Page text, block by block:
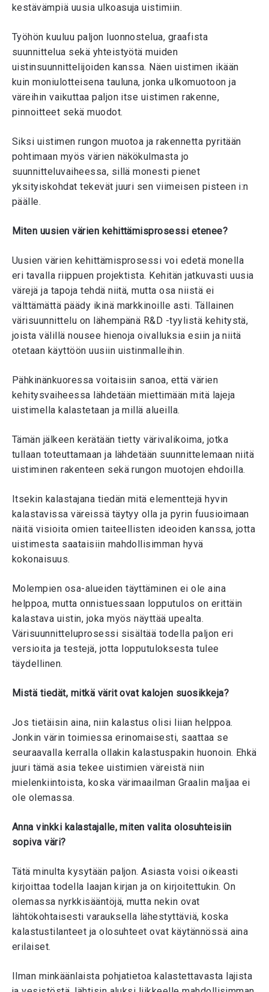
kestävämpiä uusia ulkoasuja uistimiin.
Työhön kuuluu paljon luonnostelua, graafista
suunnittelua sekä yhteistyötä muiden
uistinsuunnittelijoiden kanssa. Näen uistimen ikään
kuin moniulotteisena tauluna, jonka ulkomuotoon ja
väreihin vaikuttaa paljon itse uistimen rakenne,
pinnoitteet sekä muodot.
Siksi uistimen rungon muotoa ja rakennetta pyritään
pohtimaan myös värien näkökulmasta jo
suunnitteluvaiheessa, sillä monesti pienet
yksityiskohdat tekevät juuri sen viimeisen pisteen i:n
päälle.
Miten uusien värien kehittämisprosessi etenee?
Uusien värien kehittämisprosessi voi edetä monella
eri tavalla riippuen projektista. Kehitän jatkuvasti uusia
värejä ja tapoja tehdä niitä, mutta osa niistä ei
välttämättä päädy ikinä markkinoille asti. Tällainen
värisuunnittelu on lähempänä R&D -tyylistä kehitystä,
joista välillä nousee hienoja oivalluksia esiin ja niitä
otetaan käyttöön uusiin uistinmalleihin.
Pähkinänkuoressa voitaisiin sanoa, että värien
kehitysvaiheessa lähdetään miettimään mitä lajeja
uistimella kalastetaan ja millä alueilla.
Tämän jälkeen kerätään tietty värivalikoima, jotka
tullaan toteuttamaan ja lähdetään suunnittelemaan niitä
uistiminen rakenteen sekä rungon muotojen ehdoilla.
Itsekin kalastajana tiedän mitä elementtejä hyvin
kalastavissa väreissä täytyy olla ja pyrin fuusioimaan
näitä visioita omien taiteellisten ideoiden kanssa, jotta
uistimesta saataisiin mahdollisimman hyvä
kokonaisuus.
Molempien osa-alueiden täyttäminen ei ole aina
helppoa, mutta onnistuessaan lopputulos on erittäin
kalastava uistin, joka myös näyttää upealta.
Värisuunnitteluprosessi sisältää todella paljon eri
versioita ja testejä, jotta lopputuloksesta tulee
täydellinen.
Mistä tiedät, mitkä värit ovat kalojen suosikkeja?
Jos tietäisin aina, niin kalastus olisi liian helppoa.
Jonkin värin toimiessa erinomaisesti, saattaa se
seuraavalla kerralla ollakin kalastuspakin huonoin. Ehkä
juuri tämä asia tekee uistimien väreistä niin
mielenkiintoista, koska värimaailman Graalin maljaa ei
ole olemassa.
Anna vinkki kalastajalle, miten valita olosuhteisiin
sopiva väri?
Tätä minulta kysytään paljon. Asiasta voisi oikeasti
kirjoittaa todella laajan kirjan ja on kirjoitettukin. On
olemassa nyrkkisääntöjä, mutta nekin ovat
lähtökohtaisesti varauksella lähestyttäviä, koska
kalastustilanteet ja olosuhteet ovat käytännössä aina
erilaiset.
Ilman minkäänlaista pohjatietoa kalastettavasta lajista